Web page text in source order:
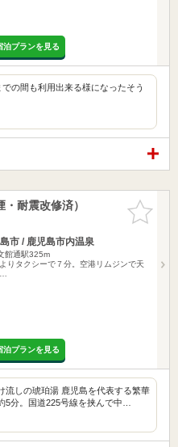
泊プランを見る
の間も利用出来る様になったそう
お気に入
りに追加
耐震改修済）
市 / 鹿児島市内温泉
館通駅325m
りタクシーで７分。空港リムジンで天
泊プランを見る
流しの琥珀湯 鹿児島を代表する繁華
5分。国道225号線を挟んで中…